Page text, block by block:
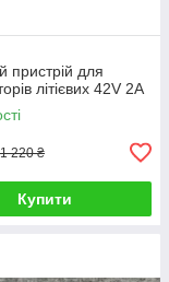
пристрій для
літієвих 42V 2A
1 220 ₴
Купити